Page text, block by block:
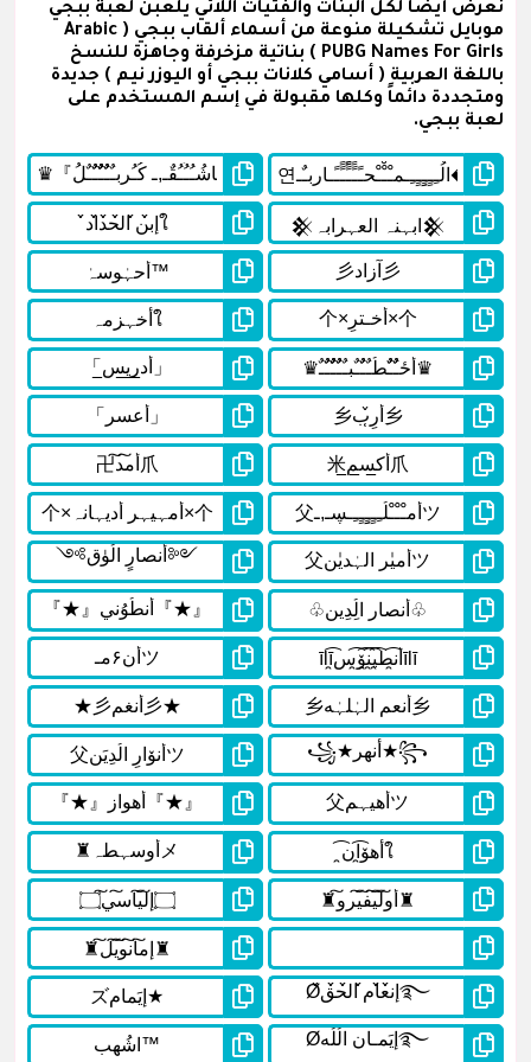
نعرض أيضا لكل البنات والفتيات اللائي يلعبن لعبة ببجي
موبايل تشكيلة منوعة من أسماء ألقاب ببجي ( Arabic
PUBG Names For Girls ) بناتية مزخرفة وجاهزة للنسخ
باللغة العربية ( أسامي كلانات ببجي أو اليوزر نيم ) جديدة
ومتجددة دائماً وكلها مقبولة في إسم المستخدم على
لعبة ببجي.